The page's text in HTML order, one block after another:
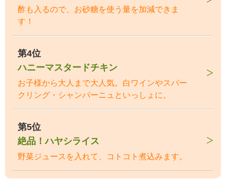
酢も入るので、お砂糖を使う量を加減できま
す！
第4位
ハニーマスタードチキン
お子様から大人まで大人気。白ワインやスパー
クリング・シャンパーニュといっしょに。
第5位
絶品！ハヤシライス
野菜ジュースを入れて、コトコト煮込みます。